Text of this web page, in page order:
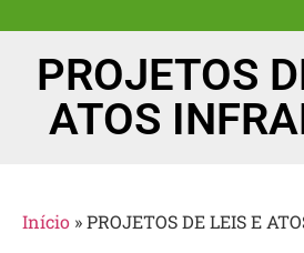
PROJETOS
ATOS
Início »PROJETOS DE LEIS E